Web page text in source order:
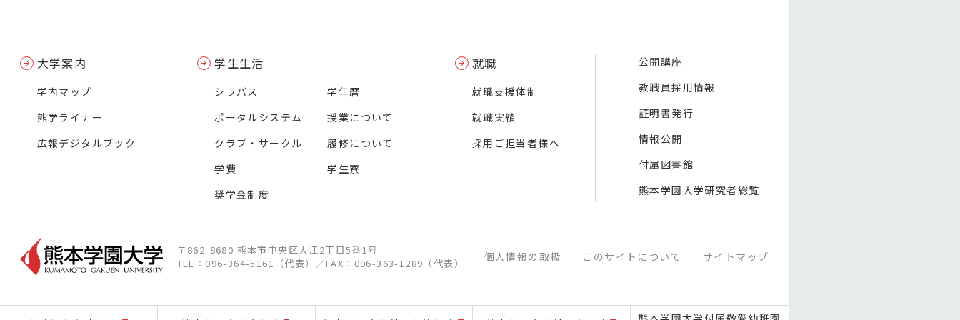
大学案内
学内マップ
熊学ライナー
広報デジタルブック
学生生活
シラバス
ポータルシステム
クラブ・サークル
学費
奨学金制度
学年暦
授業について
履修について
学生寮
就職
就職支援体制
就職実績
採用ご担当者様へ
公開講座
教職員採用情報
証明書発行
情報公開
付属図書館
熊本学園大学研究者総覧
〒862-8680 熊本市中央区大江2丁目5番1号
TEL：096-364-5161（代表） ／FAX：096-363-1289（代表） 個人情報の取扱 このサイトについて サイトマップ